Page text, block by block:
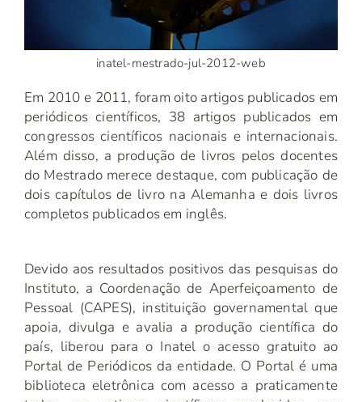
inatel-mestrado-jul-2012-web
Em 2010 e 2011, foram oito artigos publicados em
periódicos científicos, 38 artigos publicados em
congressos científicos nacionais e internacionais.
Além disso, a produção de livros pelos docentes
do Mestrado merece destaque, com publicação de
dois capítulos de livro na Alemanha e dois livros
completos publicados em inglês.
Devido aos resultados positivos das pesquisas do
Instituto, a Coordenação de Aperfeiçoamento de
Pessoal (CAPES), instituição governamental que
apoia, divulga e avalia a produção científica do
país, liberou para o Inatel o acesso gratuito ao
Portal de Periódicos da entidade. O Portal é uma
biblioteca eletrônica com acesso a praticamente